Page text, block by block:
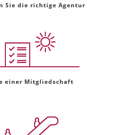
Sie die richtige Agentur
einer Mitgliedschaft